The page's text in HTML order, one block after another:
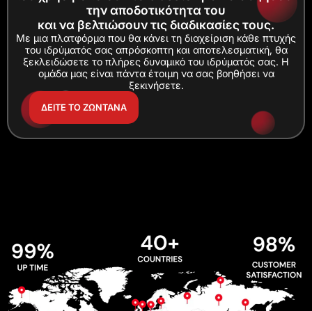
την αποδοτικότητα του
και να βελτιώσουν τις διαδικασίες τους.
Με μια πλατφόρμα που θα κάνει τη διαχείριση κάθε πτυχής
του ιδρύματός σας απρόσκοπτη και αποτελεσματική, θα
ξεκλειδώσετε το πλήρες δυναμικό του ιδρύματός σας. Η
ομάδα μας είναι πάντα έτοιμη να σας βοηθήσει να
ξεκινήσετε.
ΔΕΙΤΕ ΤΟ ΖΩΝΤΑΝΑ